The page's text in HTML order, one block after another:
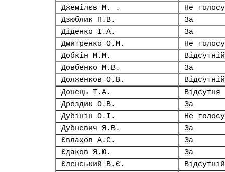
Джемілєв М. .
Не
Дзюблик П.В.
За
Діденко І.А.
За
Дмитренко О.М.
Не
Добкін М.М.
Відсутній
Довбенко М.В.
За
Долженков О.В.
Відсутній
Донець Т.А.
Відсутня
Дроздик О.В.
За
Дубінін О.І.
Не
Дубневич Я.В.
За
Євлахов А.С.
За
Єдаков Я.Ю.
За
Єленський В.Є.
Відсутній